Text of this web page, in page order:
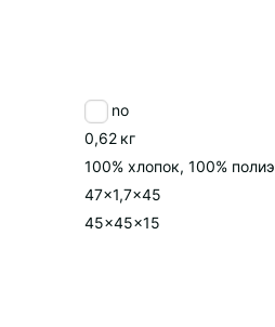
Tkano
0,62 кг
100% хлопок, 100%
47x1,7x45
45x45x15